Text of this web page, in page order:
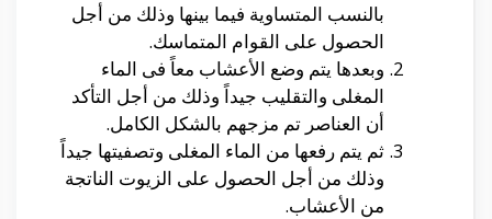
بالنسب المتساوية فيما بينها وذلك من أجل
الحصول على القوام المتماسك.
وبعدها يتم وضع الأعشاب معاً فى الماء
المغلى والتقليب جيداً وذلك من أجل التأكد
أن العناصر تم مزجهم بالشكل الكامل.
ثم يتم رفعها من الماء المغلى وتصفيتها جيداً
وذلك من أجل الحصول على الزيوت الناتجة
من الأعشاب.